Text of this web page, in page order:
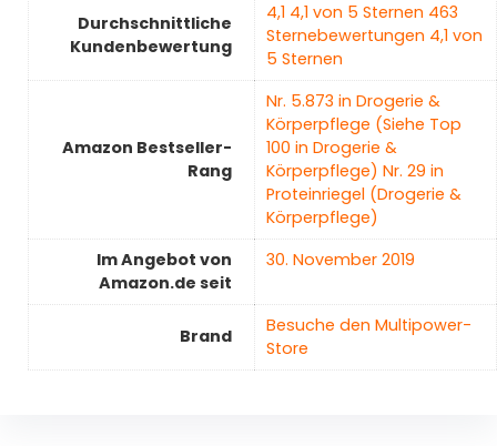
Durchschnittliche
Kundenbewertung
4,1 4,1 von 5 Sternen 463
Sternebewertungen 4,1 von
5 Sternen
Amazon Bestseller-
Rang
Nr. 5.873 in Drogerie &
Körperpflege (Siehe Top
100 in Drogerie &
Körperpflege) Nr. 29 in
Proteinriegel (Drogerie &
Körperpflege)
Im Angebot von
Amazon.de seit
30. November 2019
Brand
Besuche den Multipower-
Store